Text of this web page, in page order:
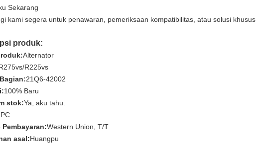
Sekarang
kami segera untuk penawaran, pemeriksaan kompatibilitas, atau solusi khusus.
produk:
Alternator
R225vs
21Q6-42002
100% Baru
stok:Ya, aku tahu.
Pembayaran:Western Union, T/T
asal:Huangpu